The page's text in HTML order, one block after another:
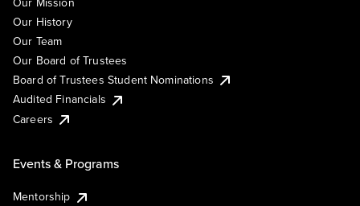
Our History
Our Team
Our Board of Trustees
Board of Trustees Student Nominations
Audited Financials
Careers
Events & Programs
Mentorship